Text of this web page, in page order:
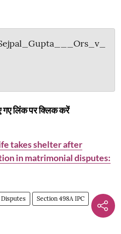
गए लिंक पर क्लिक करें
takes shelter after
in matrimonial disputes:
Section 498A IPC